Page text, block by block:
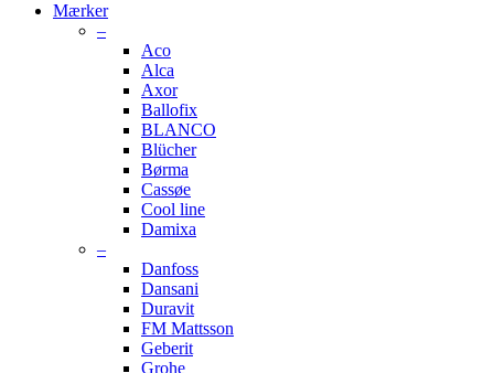
Mærker
–
Aco
Alca
Axor
Ballofix
BLANCO
Blücher
Børma
Cassøe
Cool line
Damixa
–
Danfoss
Dansani
Duravit
FM Mattsson
Geberit
Grohe